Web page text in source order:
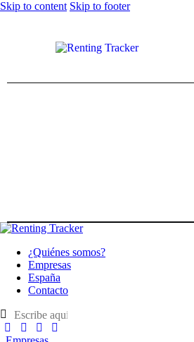
Skip to content Skip to footer
¿Quiénes somos?
Empresas
España
Contacto